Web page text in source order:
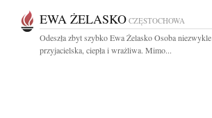
EWA ŻELASKO CZĘSTOCHOWA
Odeszła zbyt szybko Ewa Żelasko Osoba niezwykle
przyjacielska, ciepła i wrażliwa. Mimo...